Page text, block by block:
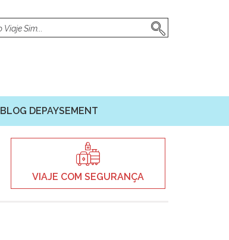
BLOG DEPAYSEMENT
VIAJE COM SEGURANÇA